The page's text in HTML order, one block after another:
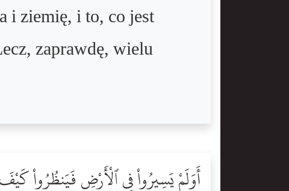
i ziemię, i to, co jest
zaprawdę, wielu
أَوَلَمْ يَسِيرُواْ فِى ٱلْأَرْضِ فَيَنظُرُواْ